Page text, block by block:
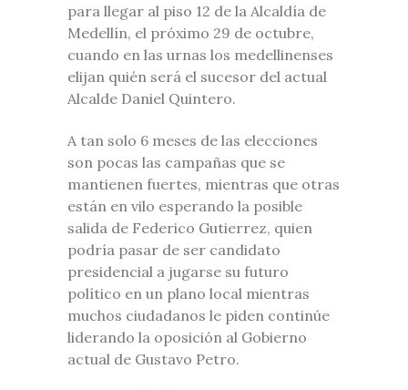
para llegar al piso 12 de la Alcaldía de
Medellín, el próximo 29 de octubre,
cuando en las urnas los medellinenses
elijan quién será el sucesor del actual
Alcalde Daniel Quintero.
A tan solo 6 meses de las elecciones
son pocas las campañas que se
mantienen fuertes, mientras que otras
están en vilo esperando la posible
salida de Federico Gutierrez, quien
podría pasar de ser candidato
presidencial a jugarse su futuro
político en un plano local mientras
muchos ciudadanos le piden continúe
liderando la oposición al Gobierno
actual de Gustavo Petro.